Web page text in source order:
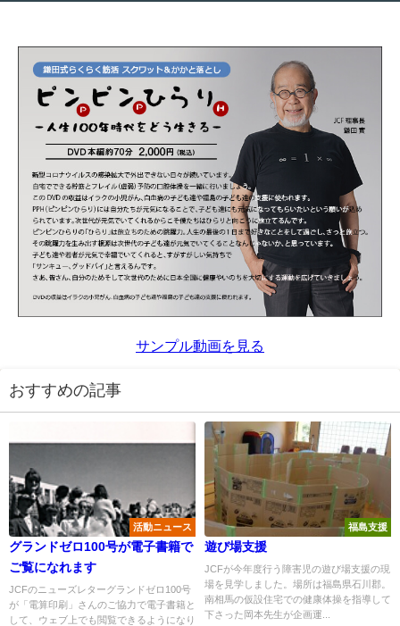
サンプル動画を見る
おすすめの記事
活動ニュース
グランドゼロ100号が電子書籍で
ご覧になれます
JCFのニューズレターグランドゼロ100号
が「電算印刷」さんのご協力で電子書籍と
して、ウェブ上でも閲覧できるようになり
福島支援
遊び場支援
JCFが今年度行う障害児の遊び場支援の現
場を見学しました。場所は福島県石川郡。
南相馬の仮設住宅での健康体操を指導して
下さった岡本先生が企画運...